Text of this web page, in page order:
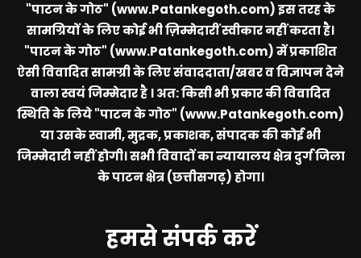
"पाटन के गोठ" (www.Patankegoth.com)इस तरह के
सामग्रियों के लिए कोई भी ज़िम्मेदारीं स्वीकार नहीं करता है।
"पाटन के गोठ" (www.Patankegoth.com)में प्रकाशित
ऐसी विवादित सामग्री के लिए संवाददाता/खबर व विज्ञापन देने
वाला स्वयं जिम्मेदार है । अत: किसी भी प्रकार की विवादित
स्थिति के लिये"पाटन के गोठ" (www.Patankegoth.com)
या उसके स्वामी, मुद्रक, प्रकाशक, संपादक की कोई भी
जिम्मेदारी नहीं होगी। सभी विवादों का न्यायालय क्षेत्र दुर्ग जिला
के पाटन क्षेत्र (छत्तीसगढ़) होगा।
हमसे संपर्क करें